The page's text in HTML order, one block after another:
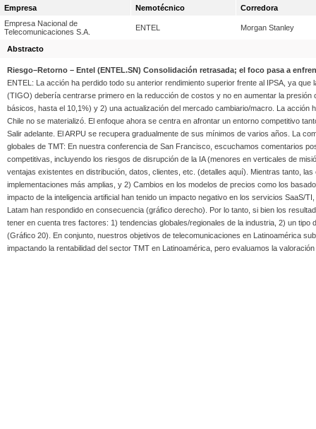
Empresa Nemotécnico
Corredora
Empresa Nacional de
Telecomunicaciones S.A.
ENTEL Morgan Stanley
Abstracto
Riesgo–Retorno – Entel (ENTEL.SN) Consolidación retrasada; el foco pasa a
ENTEL: La acción ha perdido todo su anterior rendimiento superior frente al IPSA, ya
(TIGO) debería centrarse primero en la reducción de costos y no en aumentar la
básicos, hasta el 10,1%) y 2) una actualización del mercado cambiario/macro. La
Chile no se materializó. El enfoque ahora se centra en afrontar un entorno competitivo
Salir adelante. El ARPU se recupera gradualmente de sus mínimos de varios años. La
globales de TMT: En nuestra conferencia de San Francisco, escuchamos comentarios
competitivas, incluyendo los riesgos de disrupción de la IA (menores en verticales de
ventajas existentes en distribución, datos, clientes, etc. (detalles aquí). Mientras tanto,
implementaciones más amplias, y 2) Cambios en los modelos de precios como los
impacto de la inteligencia artificial han tenido un impacto negativo en los servicios SaaS/
Latam han respondido en consecuencia (gráfico derecho). Por lo tanto, si bien los
tener en cuenta tres factores: 1) tendencias globales/regionales de la industria, 2) un
(Gráfico 20). En conjunto, nuestros objetivos de telecomunicaciones en Latinoamérica
impactando la rentabilidad del sector TMT en Latinoamérica, pero evaluamos la